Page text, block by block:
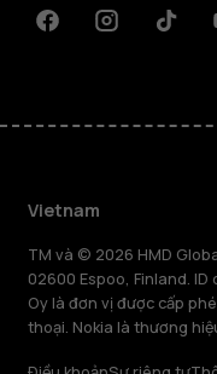
FacebookInstagramTiktok
Vietnam
TM và © 2026 HMD
02600 Espoo, Finland.
Oy là đơn vị được cấp
thoại. Nokia là thương